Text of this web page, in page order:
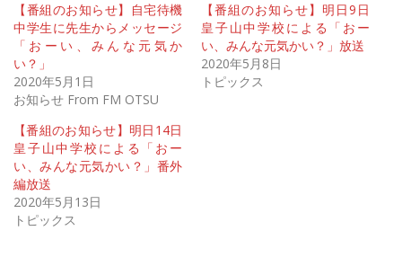
【番組のお知らせ】自宅待機
中学生に先生からメッセージ
「おーい、みんな元気か
い？」
2020年5月1日
お知らせ From FM OTSU
【番組のお知らせ】明日9日
皇子山中学校による「おー
い、みんな元気かい？」放送
2020年5月8日
トピックス
【番組のお知らせ】明日14日
皇子山中学校による「おー
い、みんな元気かい？」番外
編放送
2020年5月13日
トピックス